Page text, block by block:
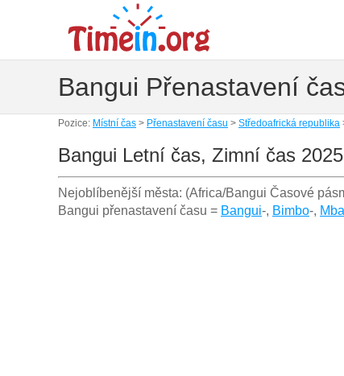
Bangui Přenastavení
Pozice: Místní čas > Přenastavení času > Středoafrická republika
Bangui Letní čas, Zimní čas
Nejoblíbenější města: (Africa/Bangui Časové
Bangui přenastavení času = Bangui-, Bimbo-,